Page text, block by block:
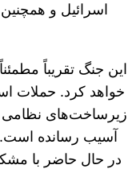
اسرائیل و
این جنگ تقریباً
خواهد کرد. حملات
زیرساخت‌های نظامی
آسیب رسانده است.
در حال حاضر با